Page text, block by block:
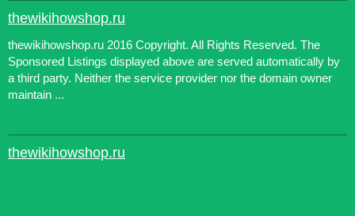
thewikihowshop.ru
thewikihowshop.ru 2016 Copyright. All Rights Reserved. The
Sponsored Listings displayed above are served automatically by
a third party. Neither the service provider nor the domain owner
maintain ...
thewikihowshop.ru